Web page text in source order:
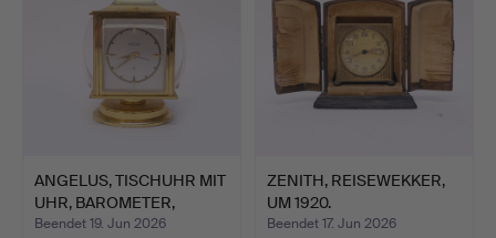
ANGELUS, TISCHUHR MIT
UHR, BAROMETER,
THER…
Beendet 19. Jun 2026
ZENITH, REISEWEKKER,
UM 1920.
Beendet 17. Jun 2026